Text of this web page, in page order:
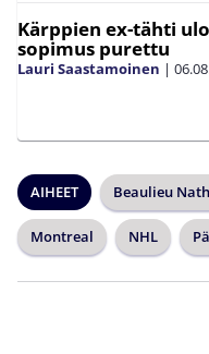
Kärppien ex-tähti
sopimus purettu
Lauri Saastamoinen |
AIHEET Beaulieu
Montreal NHL